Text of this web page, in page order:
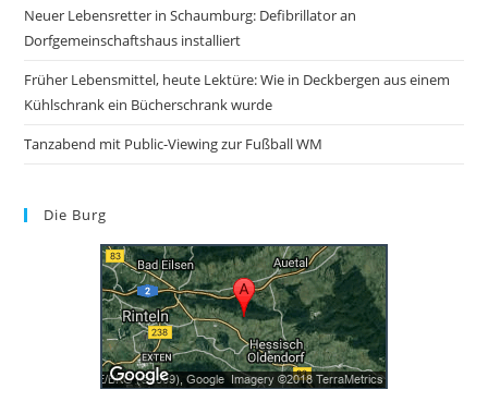
Neuer Lebensretter in Schaumburg: Defibrillator an
Dorfgemeinschaftshaus installiert
Früher Lebensmittel, heute Lektüre: Wie in Deckbergen aus einem
Kühlschrank ein Bücherschrank wurde
Tanzabend mit Public-Viewing zur Fußball WM
Die Burg